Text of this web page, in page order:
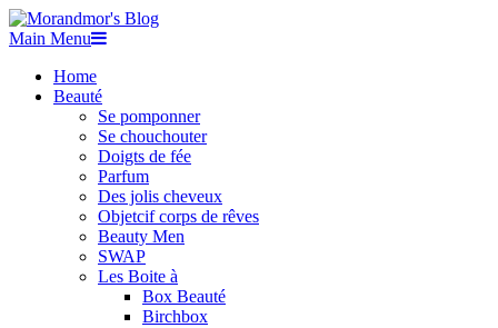
Main Menu
Home
Beauté
Se pomponner
Se chouchouter
Doigts de fée
Parfum
Des jolis cheveux
Objetcif corps de rêves
Beauty Men
SWAP
Les Boite à
Box Beauté
Birchbox